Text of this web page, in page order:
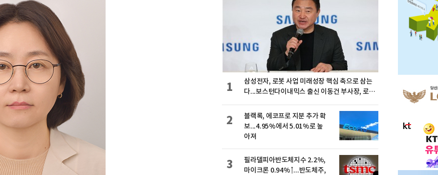
삼성전자, 로봇 사업 미래성장 핵심 축으로 삼는
다...보스턴다이내믹스 출신 이동건 부사장, 로보
1
블랙록, 에코프로 지분 추가 확
보...4.95%에서 5.01%로 높
아져
2
필라델피아반도체지수 2.2%,
마이크론 0.94%↑...반도체주,
3